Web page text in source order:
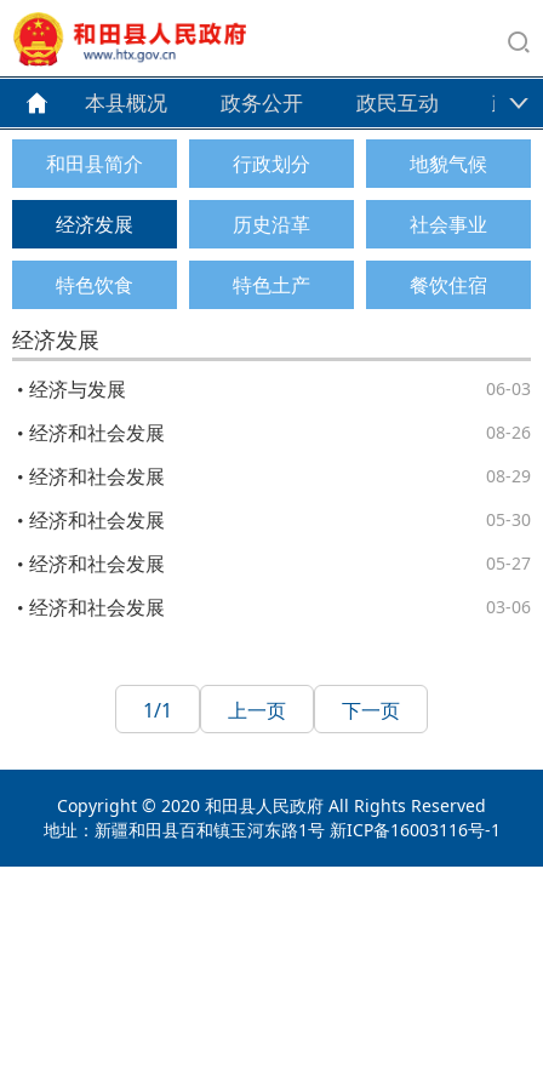
本县概况 政务公开 政民互动 政务
和田县简介 行政划分 地貌气候
经济发展 历史沿革 社会事业
特色饮食 特色土产 餐饮住宿
经济发展
经济与发展 06-03
经济和社会发展 08-26
经济和社会发展 08-29
经济和社会发展 05-30
经济和社会发展 05-27
经济和社会发展 03-06
1/1 上一页 下一页
Copyright © 2020 和田县人民政府 All Rights Reserved
地址：新疆和田县百和镇玉河东路1号 新ICP备16003116号-1